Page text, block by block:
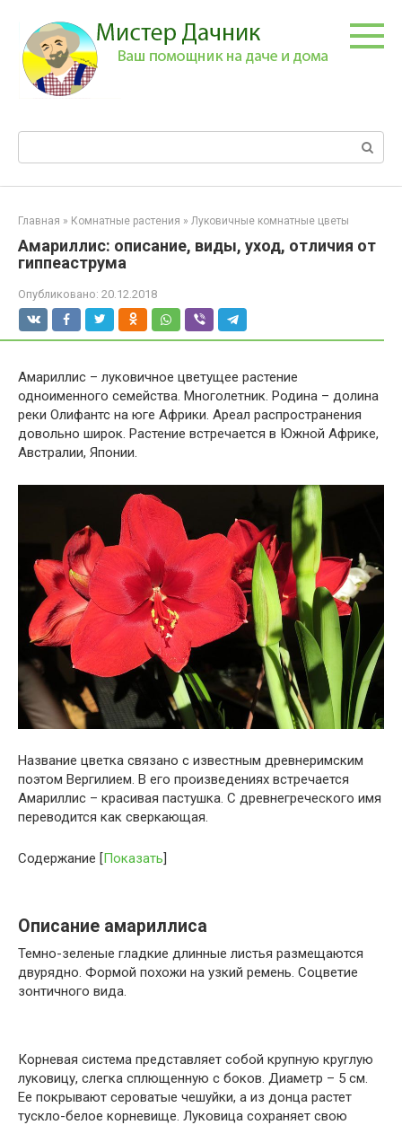
контенту
Главная » Комнатные растения » Луковичные комнатные цветы
Амариллис: описание, виды, уход, отличия от
гиппеаструма
Опубликовано: 20.12.2018
Амариллис – луковичное цветущее растение
одноименного семейства. Многолетник. Родина – долина
реки Олифантс на юге Африки. Ареал распространения
довольно широк. Растение встречается в Южной Африке,
Австралии, Японии.
Название цветка связано с известным древнеримским
поэтом Вергилием. В его произведениях встречается
Амариллис – красивая пастушка. С древнегреческого имя
переводится как сверкающая.
Содержание [Показать]
Описание амариллиса
Темно-зеленые гладкие длинные листья размещаются
двурядно. Формой похожи на узкий ремень. Соцветие
зонтичного вида.
Корневая система представляет собой крупную круглую
луковицу, слегка сплющенную с боков. Диаметр – 5 см.
Ее покрывают сероватые чешуйки, а из донца растет
тускло-белое корневище. Луковица сохраняет свою